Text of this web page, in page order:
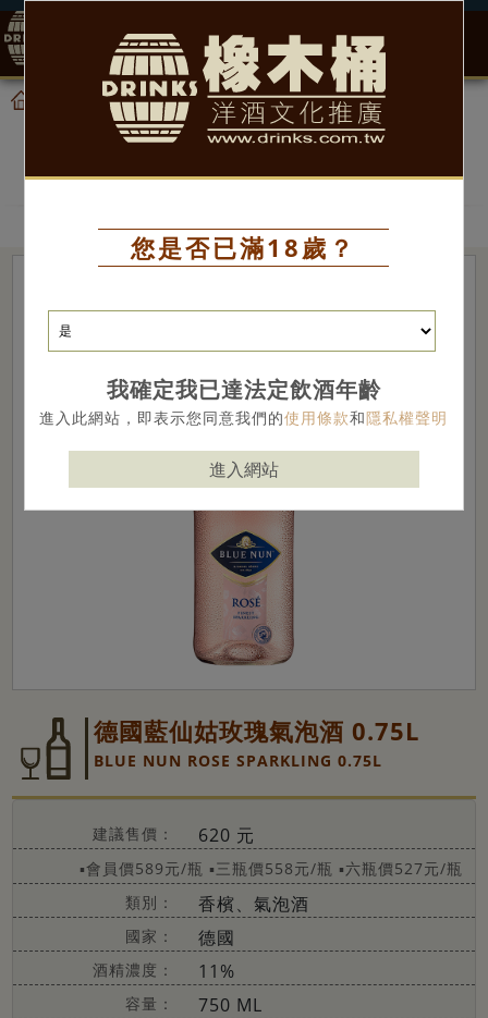
0
您是否已滿18歲？
我確定我已達法定飲酒年齡
進入此網站，即表示您同意我們的使用條款和隱私權聲明
進入網站
產品 香檳、氣泡酒
香檳、氣泡酒
德國藍仙姑玫瑰氣泡酒 0.75L
BLUE NUN ROSE SPARKLING 0.75L
建議售價： 620 元
▪會員價589元/瓶 ▪三瓶價558元/瓶 ▪六瓶價527元/瓶
類別：
香檳、氣泡酒
國家： 德國
酒精濃度： 11%
容量： 750 ML